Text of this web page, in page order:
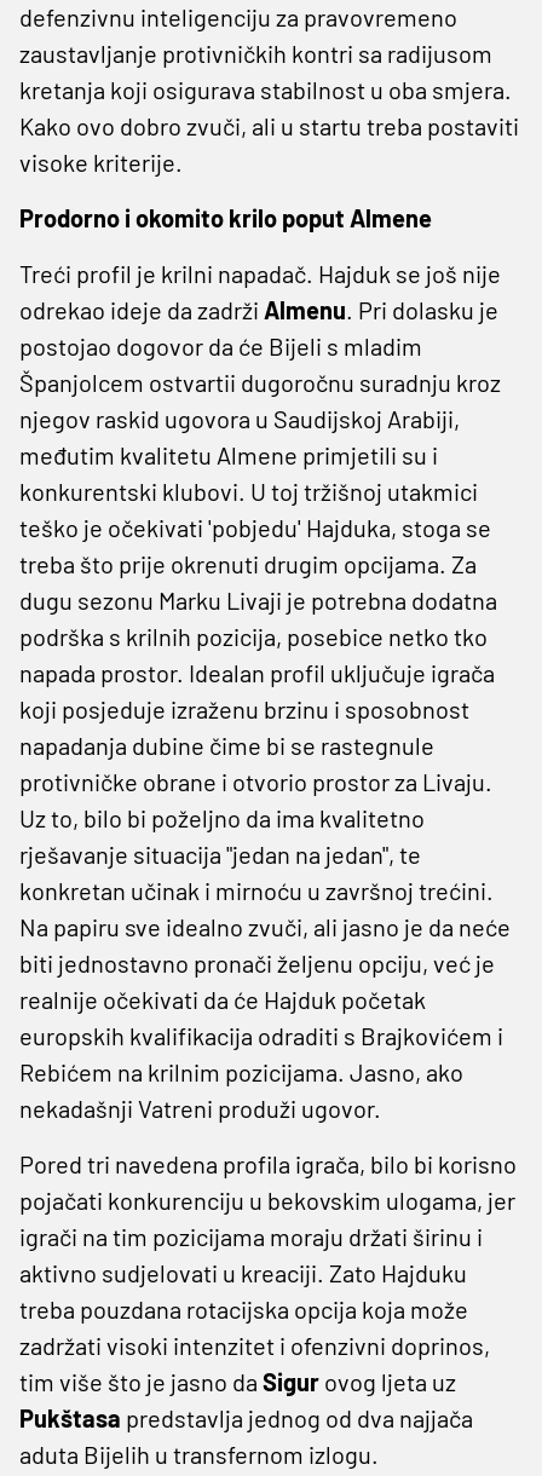
defenzivnu inteligenciju za pravovremeno
zaustavljanje protivničkih kontri sa radijusom
kretanja koji osigurava stabilnost u oba smjera.
Kako ovo dobro zvuči, ali u startu treba postaviti
visoke kriterije.
Prodorno i okomito krilo poput Almene
Treći profil je krilni napadač. Hajduk se još nije
odrekao ideje da zadrži Almenu. Pri dolasku je
postojao dogovor da će Bijeli s mladim
Španjolcem ostvartii dugoročnu suradnju kroz
njegov raskid ugovora u Saudijskoj Arabiji,
međutim kvalitetu Almene primjetili su i
konkurentski klubovi. U toj tržišnoj utakmici
teško je očekivati 'pobjedu' Hajduka, stoga se
treba što prije okrenuti drugim opcijama. Za
dugu sezonu Marku Livaji je potrebna dodatna
podrška s krilnih pozicija, posebice netko tko
napada prostor. Idealan profil uključuje igrača
koji posjeduje izraženu brzinu i sposobnost
napadanja dubine čime bi se rastegnule
protivničke obrane i otvorio prostor za Livaju.
Uz to, bilo bi poželjno da ima kvalitetno
rješavanje situacija "jedan na jedan", te
konkretan učinak i mirnoću u završnoj trećini.
Na papiru sve idealno zvuči, ali jasno je da neće
biti jednostavno pronači željenu opciju, već je
realnije očekivati da će Hajduk početak
europskih kvalifikacija odraditi s Brajkovićem i
Rebićem na krilnim pozicijama. Jasno, ako
nekadašnji Vatreni produži ugovor.
Pored tri navedena profila igrača, bilo bi korisno
pojačati konkurenciju u bekovskim ulogama, jer
igrači na tim pozicijama moraju držati širinu i
aktivno sudjelovati u kreaciji. Zato Hajduku
treba pouzdana rotacijska opcija koja može
zadržati visoki intenzitet i ofenzivni doprinos,
tim više što je jasno da Sigur ovog ljeta uz
Pukštasa predstavlja jednog od dva najjača
aduta Bijelih u transfernom izlogu.